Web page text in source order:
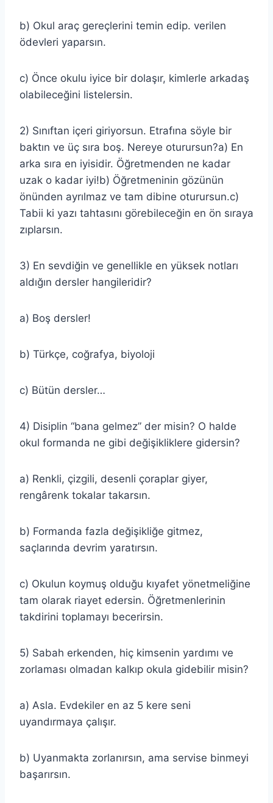
b) Okul araç gereçlerini temin edip. verilen
ödevleri yaparsın.
c) Önce okulu iyice bir dolaşır, kimlerle arkadaş
olabileceğini listelersin.
2) Sınıftan içeri giriyorsun. Etrafına söyle bir
baktın ve üç sıra boş. Nereye oturursun?a) En
arka sıra en iyisidir. Öğretmenden ne kadar
uzak o kadar iyi!b) Öğretmeninin gözünün
önünden ayrılmaz ve tam dibine oturursun.c)
Tabii ki yazı tahtasını görebileceğin en ön sıraya
zıplarsın.
3) En sevdiğin ve genellikle en yüksek notları
aldığın dersler hangileridir?
a) Boş dersler!
b) Türkçe, coğrafya, biyoloji
c) Bütün dersler…
4) Disiplin “bana gelmez” der misin? O halde
okul formanda ne gibi değişikliklere gidersin?
a) Renkli, çizgili, desenli çoraplar giyer,
rengârenk tokalar takarsın.
b) Formanda fazla değişikliğe gitmez,
saçlarında devrim yaratırsın.
c) Okulun koymuş olduğu kıyafet yönetmeliğine
tam olarak riayet edersin. Öğretmenlerinin
takdirini toplamayı becerirsin.
5) Sabah erkenden, hiç kimsenin yardımı ve
zorlaması olmadan kalkıp okula gidebilir misin?
a) Asla. Evdekiler en az 5 kere seni
uyandırmaya çalışır.
b) Uyanmakta zorlanırsın, ama servise binmeyi
başarırsın.